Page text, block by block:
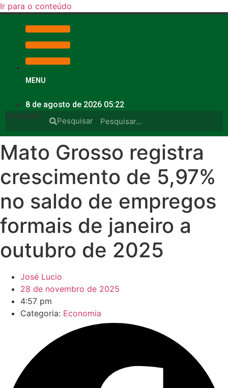
Ir para o conteúdo
MENU
8 de agosto de 2026 05:22
Pesquisar
Pesquisar
Mato Grosso registra
crescimento de 5,97%
no saldo de empregos
formais de janeiro a
outubro de 2025
José Lucio
28 de novembro de 2025
4:57 pm
Categoria: Economia